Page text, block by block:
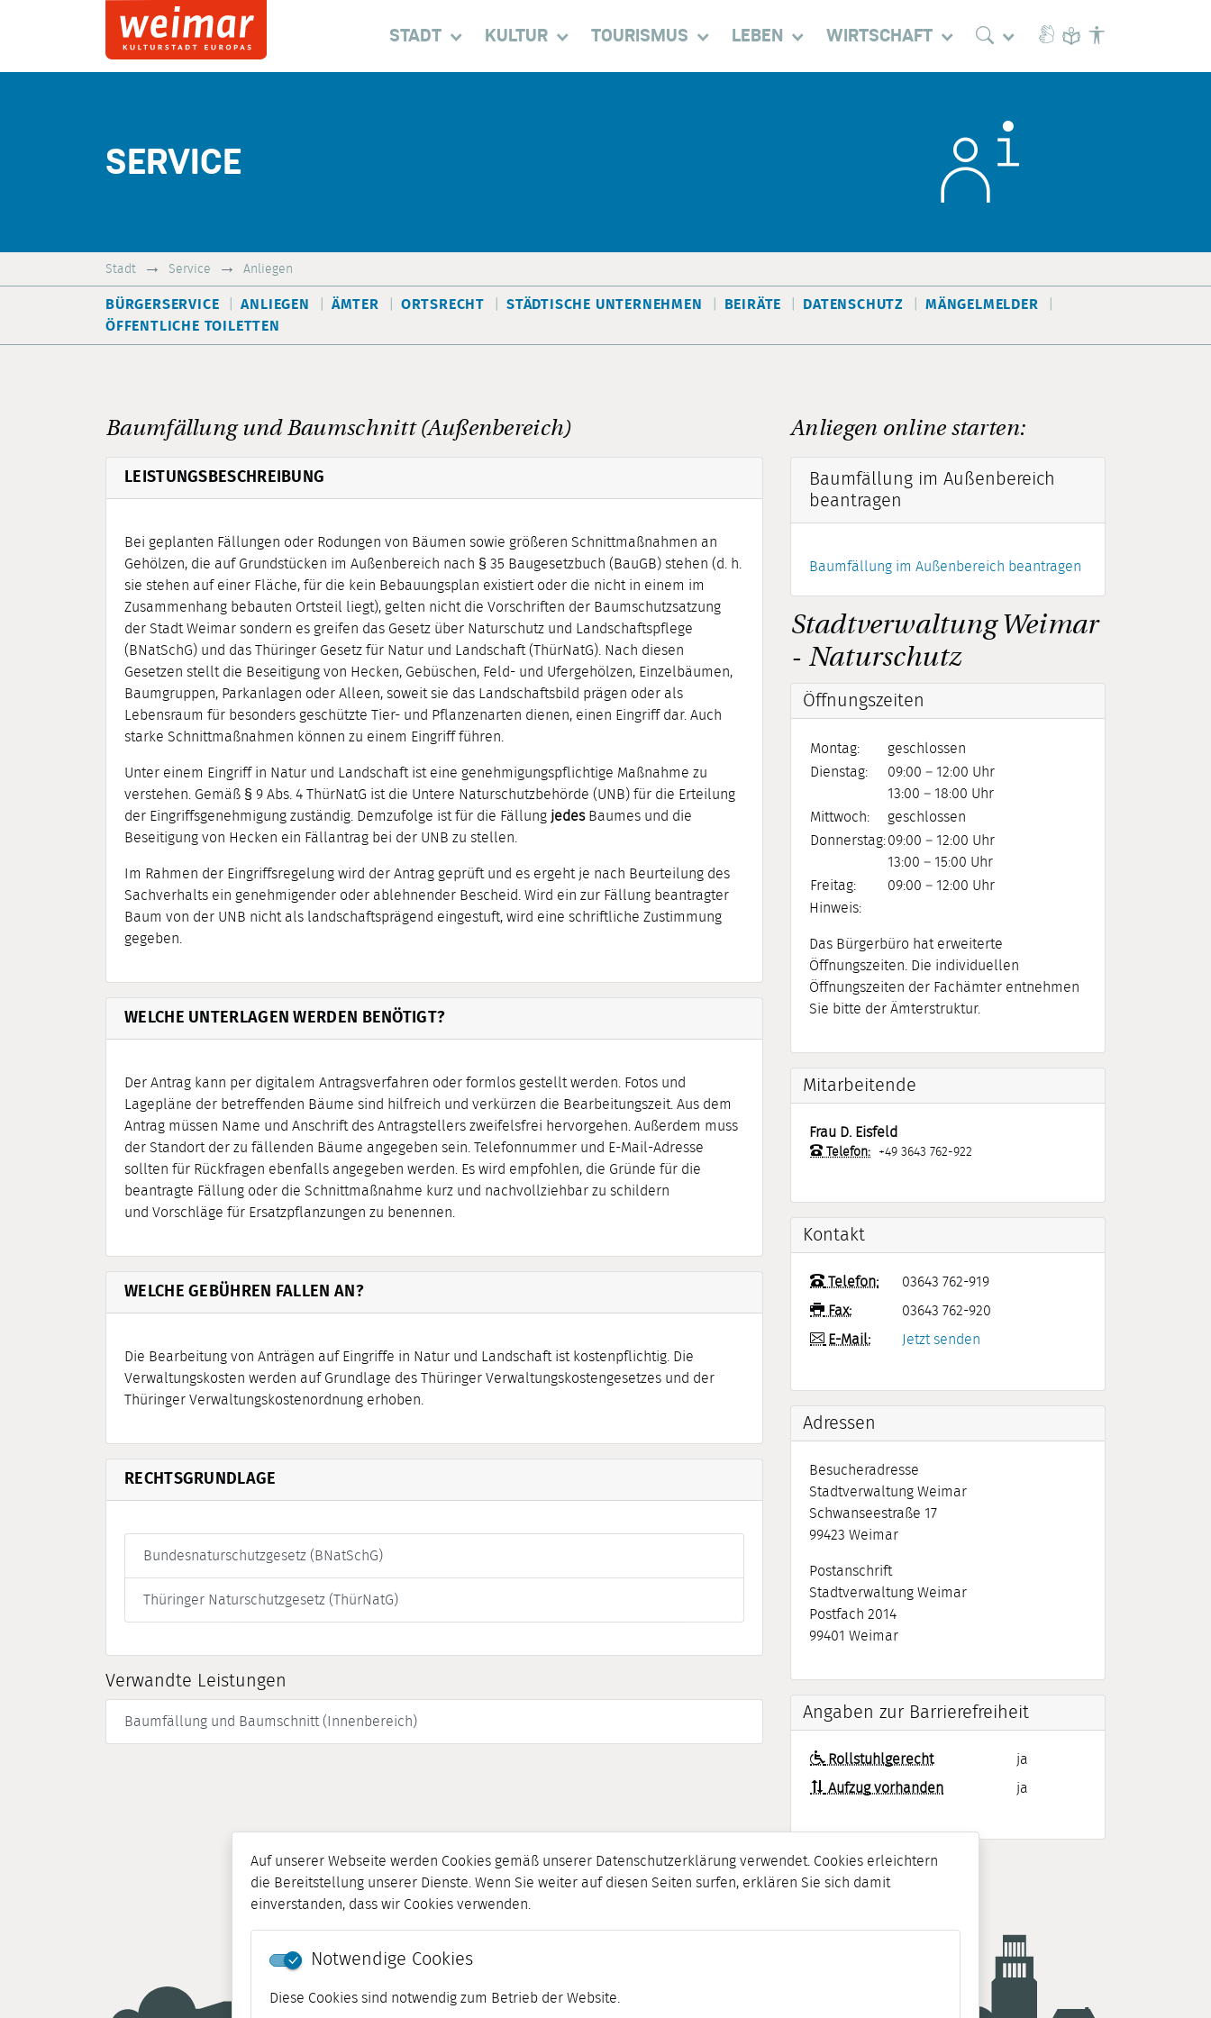
Auf unserer Webseite werden Cookies gemäß unserer Datenschutzerklärung verwendet. Cookies erleichtern
die Bereitstellung unserer Dienste. Wenn Sie weiter auf diesen Seiten surfen, erklären Sie sich damit
einverstanden, dass wir Cookies verwenden.
Notwendige Cookies
Diese Cookies sind notwendig zum Betrieb der Website.
STADT KULTUR TOURISMUS LEBEN WIRTSCHAFT
SERVICE
Stadt Service Anliegen
BÜRGERSERVICE ANLIEGEN ÄMTER ORTSRECHT STÄDTISCHE UNTERNEHMEN BEIRÄTE DATENSCHUTZ
MÄNGELMELDER
ÖFFENTLICHE TOILETTEN
Baumfällung und Baumschnitt (Außenbereich)
LEISTUNGSBESCHREIBUNG
Bei geplanten Fällungen oder Rodungen von Bäumen sowie größeren Schnittmaßnahmen an
Gehölzen, die auf Grundstücken im Außenbereich nach § 35 Baugesetzbuch (BauGB) stehen (d. h.
sie stehen auf einer Fläche, für die kein Bebauungsplan existiert oder die nicht in einem im
Zusammenhang bebauten Ortsteil liegt), gelten nicht die Vorschriften der Baumschutzsatzung
der Stadt Weimar sondern es greifen das Gesetz über Naturschutz und Landschaftspflege
(BNatSchG) und das Thüringer Gesetz für Natur und Landschaft (ThürNatG). Nach diesen
Gesetzen stellt die Beseitigung von Hecken, Gebüschen, Feld- und Ufergehölzen, Einzelbäumen,
Baumgruppen, Parkanlagen oder Alleen, soweit sie das Landschaftsbild prägen oder als
Lebensraum für besonders geschützte Tier- und Pflanzenarten dienen, einen Eingriff dar. Auch
starke Schnittmaßnahmen können zu einem Eingriff führen.
Unter einem Eingriff in Natur und Landschaft ist eine genehmigungspflichtige Maßnahme zu
verstehen. Gemäß § 9 Abs. 4 ThürNatG ist die Untere Naturschutzbehörde (UNB) für die Erteilung
der Eingriffsgenehmigung zuständig. Demzufolge ist für die Fällung jedes Baumes und die
Beseitigung von Hecken ein Fällantrag bei der UNB zu stellen.
Im Rahmen der Eingriffsregelung wird der Antrag geprüft und es ergeht je nach Beurteilung des
Sachverhalts ein genehmigender oder ablehnender Bescheid. Wird ein zur Fällung beantragter
Baum von der UNB nicht als landschaftsprägend eingestuft, wird eine schriftliche Zustimmung
gegeben.
WELCHE UNTERLAGEN WERDEN BENÖTIGT?
Der Antrag kann per digitalem Antragsverfahren oder formlos gestellt werden. Fotos und
Lagepläne der betreffenden Bäume sind hilfreich und verkürzen die Bearbeitungszeit. Aus dem
Antrag müssen Name und Anschrift des Antragstellers zweifelsfrei hervorgehen. Außerdem muss
der Standort der zu fällenden Bäume angegeben sein. Telefonnummer und E-Mail-Adresse
sollten für Rückfragen ebenfalls angegeben werden. Es wird empfohlen, die Gründe für die
beantragte Fällung oder die Schnittmaßnahme kurz und nachvollziehbar zu schildern
und Vorschläge für Ersatzpflanzungen zu benennen.
WELCHE GEBÜHREN FALLEN AN?
Die Bearbeitung von Anträgen auf Eingriffe in Natur und Landschaft ist kostenpflichtig. Die
Verwaltungskosten werden auf Grundlage des Thüringer Verwaltungskostengesetzes und der
Thüringer Verwaltungskostenordnung erhoben.
RECHTSGRUNDLAGE
Bundesnaturschutzgesetz (BNatSchG)
Thüringer Naturschutzgesetz (ThürNatG)
Verwandte Leistungen
Baumfällung und Baumschnitt (Innenbereich)
Anliegen online starten:
Baumfällung im Außenbereich
beantragen
Baumfällung im Außenbereich beantragen
Stadtverwaltung Weimar
- Naturschutz
Öffnungszeiten
Montag:
geschlossen
Dienstag:
09:00 – 12:00 Uhr
13:00 – 18:00 Uhr
Mittwoch:
geschlossen
Donnerstag:09:00 – 12:00 Uhr
13:00 – 15:00 Uhr
Freitag:
09:00 – 12:00 Uhr
Hinweis:
Das Bürgerbüro hat erweiterte
Öffnungszeiten. Die individuellen
Öffnungszeiten der Fachämter entnehmen
Sie bitte der Ämterstruktur.
Adressen
Besucheradresse
Stadtverwaltung Weimar
Schwanseestraße 17
99423 Weimar
Postanschrift
Stadtverwaltung Weimar
Postfach 2014
99401 Weimar
Kontakt
Telefon:
03643 762-919
Fax:
03643 762-920
E-Mail:
Jetzt senden
Mitarbeitende
Frau D. Eisfeld
Telefon: +49 3643 762-922
Angaben zur Barrierefreiheit
Rollstuhlgerecht
ja
Aufzug vorhanden
ja